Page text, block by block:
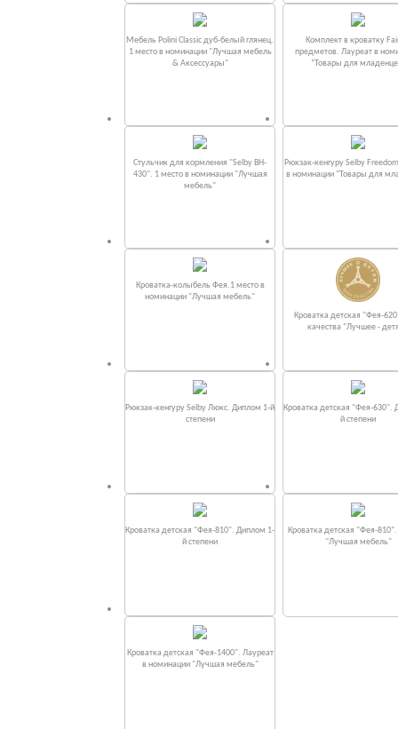
Мебель Polini Classic дуб-белый глянец.
1 место в номинации "Лучшая мебель
& Аксессуары"
Комплект в кроватку
предметов. Лауреат в
“Товары для
Стульчик для кормления "Selby BH-
430". 1 место в номинации "Лучшая
мебель"
Рюкзак-кенгуру Selby
в номинации “Товары для
Кроватка-колыбель Фея.1 место в
номинации "Лучшая мебель"
Кроватка детская "Фея-
качества "Лучшее -
Рюкзак-кенгуру Selby Люкс. Диплом 1-й
степени
Кроватка детская "Фея-630".
й степени
Кроватка детская "Фея-810". Диплом 1-
й степени
Кроватка детская "Фея-
"Лучшая мебель"
Кроватка детская "Фея-1400". Лауреат
в номинации "Лучшая мебель"